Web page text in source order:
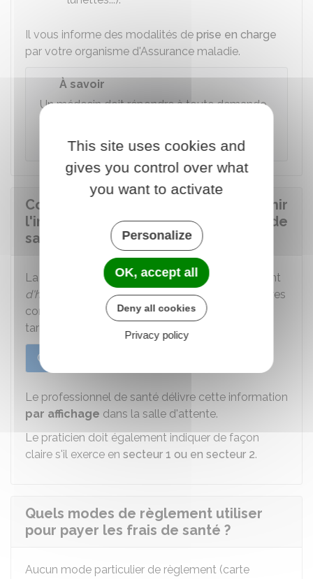
Il vous informe des modalités de prise en charge
par votre organisme d'Assurance maladie.
À savoir
Un médecin doit répondre à toute demande
ses honoraires ou le coût d'un traitement.
Comment le professionnel doit fournir
l'information sur les coûts des frais de
santé ?
La situation diffère selon qu'il y a un dépassement
d'honoraires
ou non. Le dépassement d'honoraires
consiste à facturer des prestations au-delà des
tarifs fixés par la Sécurité sociale.
Cas général
Le professionnel de santé délivre cette information
par affichage dans la salle d'attente.
Le praticien doit également indiquer de façon
claire s'il exerce en secteur 1 ou en secteur 2.
Quels modes de règlement utiliser
pour payer les frais de santé ?
Aucun mode particulier de règlement (carte
This site uses cookies and
gives you control over what
you want to activate
Personalize
OK, accept all
Deny all cookies
Privacy policy